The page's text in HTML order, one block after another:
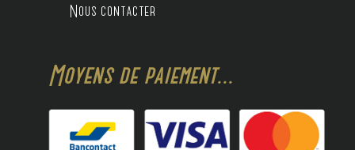
Nous contacter
Moyens de paiement...